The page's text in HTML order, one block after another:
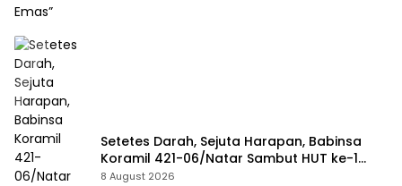
Setetes Darah, Sejuta Harapan, Babinsa
Koramil 421-06/Natar Sambut HUT ke-1
Kodam XXI/Radin Inten
8 August 2026